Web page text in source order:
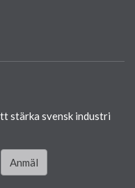
stärka svensk industri
Anmäl